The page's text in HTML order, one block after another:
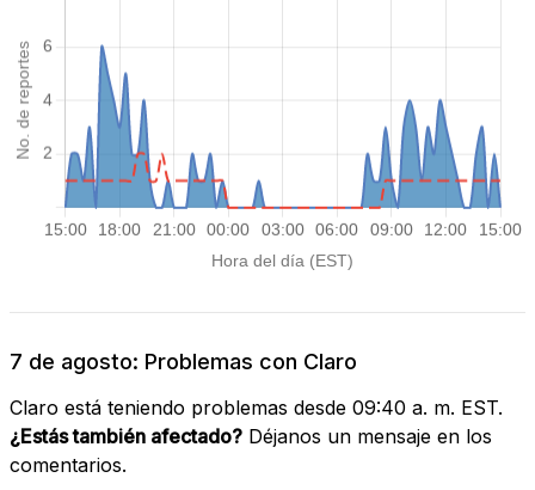
7 de agosto: Problemas con Claro
Claro está teniendo problemas desde 09:40 a. m. EST.
¿Estás también afectado? Déjanos un mensaje en los
comentarios.